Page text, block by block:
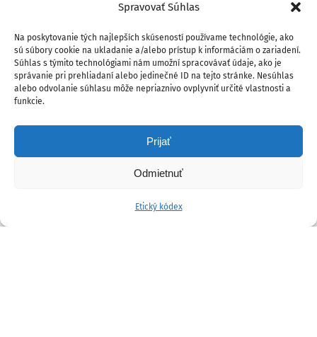
Spravovať Súhlas
Na poskytovanie tých najlepších skúseností používame technológie, ako
sú súbory cookie na ukladanie a/alebo prístup k informáciám o zariadení.
Súhlas s týmito technológiami nám umožní spracovávať údaje, ako je
správanie pri prehliadaní alebo jedinečné ID na tejto stránke. Nesúhlas
alebo odvolanie súhlasu môže nepriaznivo ovplyvniť určité vlastnosti a
funkcie.
Prijať
Odmietnuť
Etický kódex